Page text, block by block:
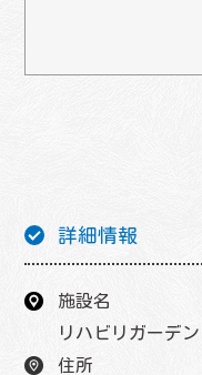
詳細情報
施設名
リハビリガーデ
住所